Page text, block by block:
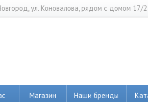
ул. Коновалова, рядом с домом 17/2
Магазин Наши бренды